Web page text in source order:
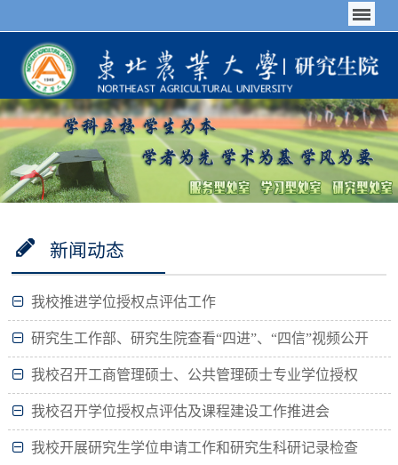
新闻动态
我校推进学位授权点评估工作
研究生工作部、研究生院查看“四进”、“四信”视频公开
课上课情况
我校召开工商管理硕士、公共管理硕士专业学位授权
点自评评审会
我校召开学位授权点评估及课程建设工作推进会
我校开展研究生学位申请工作和研究生科研记录检查